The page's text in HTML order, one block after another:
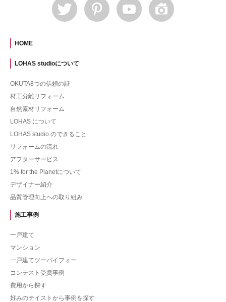
HOME
LOHAS studioについて
OKUTA8つの信頼の証
材工分離リフォーム
自然素材リフォーム
LOHAS について
LOHAS studio のできること
リフォームの流れ
アフターサービス
1% for the Planetについて
デザイナー紹介
品質管理向上への取り組み
施工事例
一戸建て
マンション
一戸建てツーバイフォー
コンテスト受賞事例
費用から探す
好みのテイストから事例を探す